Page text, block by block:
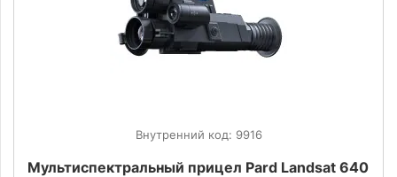
Внутренний код: 9916
Мультиспектральный прицел Pard Landsat 640